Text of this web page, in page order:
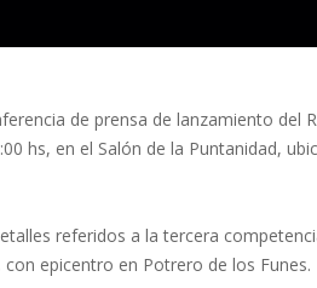
de prensa de lanzamiento del
hs, en el Salón de la Puntanidad,
referidos a la tercera
epicentro en Potrero de los Funes.